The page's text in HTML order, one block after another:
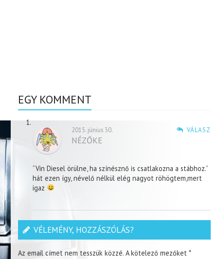
EGY KOMMENT
VÁLASZ
2015. június 30.
NÉZŐKE
“Vin Diesel örülne, ha színésznő is csatlakozna a stábhoz.”
hát ezen így, névelő nélkül elég nagyot röhögtem,mert
igaz
VÉLEMÉNY, HOZZÁSZÓLÁS?
Az email címet nem tesszük közzé. A kötelező mezőket*